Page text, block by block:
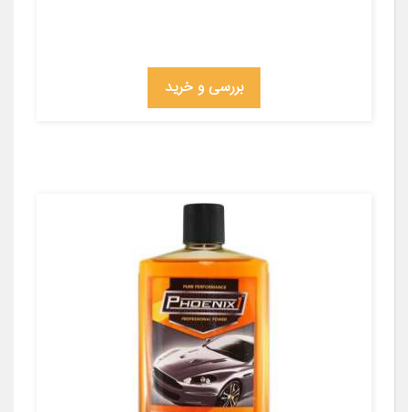
بررسی و خرید